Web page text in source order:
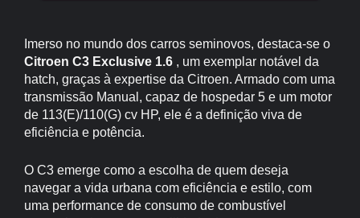
Imerso no mundo dos carros seminovos, destaca-se o
Citroen C3 Exclusive 1.6 , um exemplar notável da
hatch, graças à expertise da Citroen. Armado com uma
transmissão Manual, capaz de hospedar 5 e um motor
de 113(E)/110(G) cv HP, ele é a definição viva de
eficiência e potência.
O C3 emerge como a escolha de quem deseja
navegar a vida urbana com eficiência e estilo, com
uma performance de consumo de combustível